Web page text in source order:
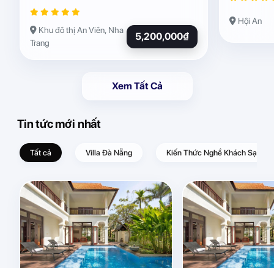
Abogo
Khu đô thị An Viên, Nha
Trang
5,200,000₫
Hội An
Xem Tất Cả
Tin tức mới nhất
Tất cả Villa Đà Nẵng Kiến Thức Nghề Khách Sạn –